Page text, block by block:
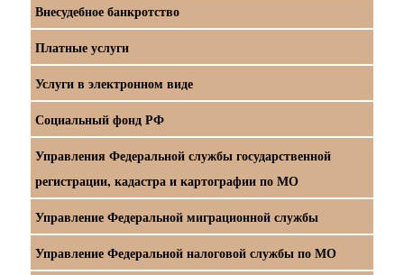
Внесудебное банкротство
Платные услуги
Услуги в электронном виде
Социальный фонд РФ
Управления Федеральной службы государственной
регистрации, кадастра и картографии по МО
Управление Федеральной миграционной службы
Управление Федеральной налоговой службы по МО